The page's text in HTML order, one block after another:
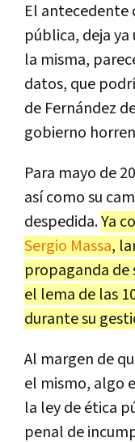
El antecedente
pública, deja ya
la misma,
datos, que
de Fernández
gobierno
Para mayo de
así como su
despedida.Ya
Sergio Massa,
propaganda de
el lema de las
durante su
Al margen de
el mismo, algo
la ley de ética
penal de